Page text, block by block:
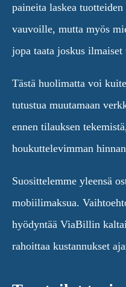
paineita laskea
vauvoille, mutta myös
jopa taata joskus
Tästä huolimatta voi
tutustua muutamaan
ennen tilauksen
houkuttelevimman
Suosittelemme yleensä
mobiilimaksua.
hyödyntää ViaBillin
rahoittaa kustannukset